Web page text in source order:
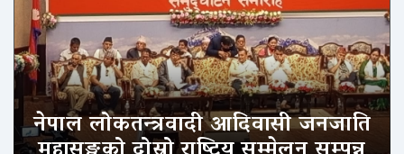
नेपाल लोकतन्त्रवादी आदिवासी जनजाति